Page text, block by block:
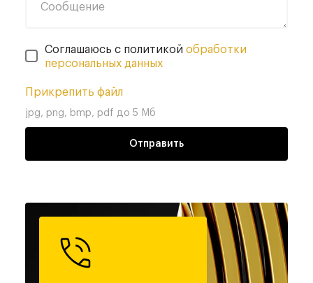
Сообщение
Соглашаюсь с политикой обработки
персональных данных
Прикрепить файл
jpg, png, bmp, pdf до 5 Мб
Отправить